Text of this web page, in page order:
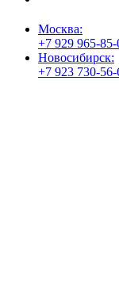
Москва:
+7 929 965-85-
Новосибирск:
+7 923 730-56-